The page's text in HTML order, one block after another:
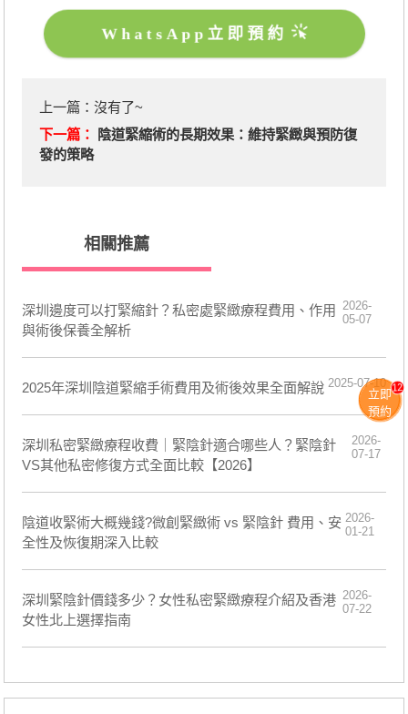
WhatsApp立即預約
上一篇：沒有了~
下一篇：
陰道緊縮術的長期效果：維持緊緻與預防復
發的策略
相關推薦
深圳邊度可以打緊縮針？私密處緊緻療程費用、作用
與術後保養全解析
2026-
05-07
2025年深圳陰道緊縮手術費用及術後效果全面解說 2025-07-10
深圳私密緊緻療程收費｜緊陰針適合哪些人？緊陰針
VS其他私密修復方式全面比較【2026】
2026-
07-17
陰道收緊術大概幾錢?微創緊緻術 vs 緊陰針 費用、安
全性及恢復期深入比較
2026-
01-21
深圳緊陰針價錢多少？女性私密緊緻療程介紹及香港
女性北上選擇指南
2026-
07-22
立即
預約
12